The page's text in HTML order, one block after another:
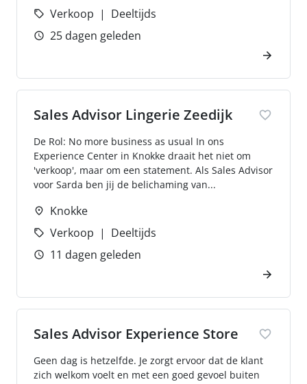
Verkoop
Deeltijds
25 dagen geleden
Sales Advisor Lingerie Zeedijk
De Rol: No more business as usual In ons
Experience Center in Knokke draait het niet om
'verkoop', maar om een statement. Als Sales Advisor
voor Sarda ben jij de belichaming van...
Knokke
Verkoop
Deeltijds
11 dagen geleden
Sales Advisor Experience Store
Geen dag is hetzelfde. Je zorgt ervoor dat de klant
zich welkom voelt en met een goed gevoel buiten